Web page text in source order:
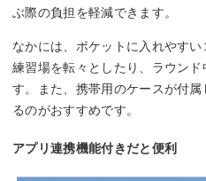
ぶ際の負担を軽減できます。
なかには、ポケットに入れやすい
練習場を転々としたり、ラウン
す。また、携帯用のケースが付
るのがおすすめです。
アプリ連携機能付きだと便利